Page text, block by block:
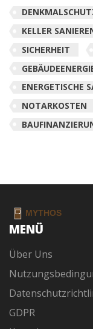
KELLER
SICHERHEIT
ENERGETISCHE
NOTARKOSTEN
MENÜ
Über Uns
GDPR